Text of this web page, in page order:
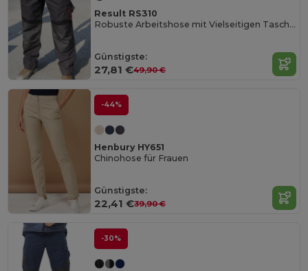
Result RS310
Robuste Arbeitshose mit Vielseitigen Taschen
Günstigste:
27,81 €49,90 €
-44%
Henbury HY651
Chinohose für Frauen
Günstigste:
22,41 €39,90 €
-30%